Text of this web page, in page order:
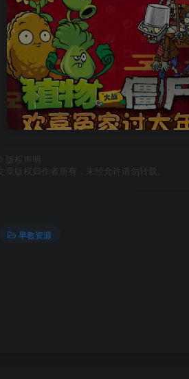
版权声明
文章版权归作者所有，未经允许请勿转载。
早教资源